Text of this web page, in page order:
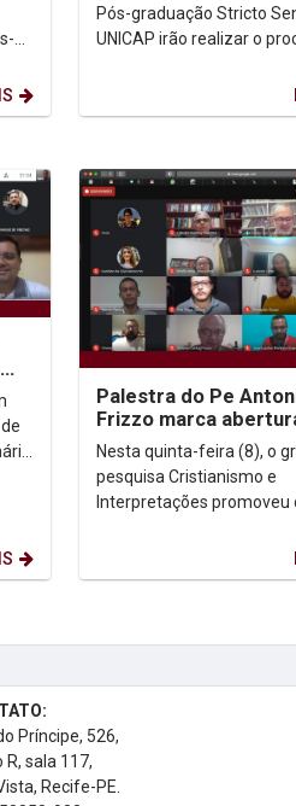
Pós-graduação Stricto
UNICAP irão realizar o
Palestra do Pe
Frizzo marca
Simpósio do Grupo
Pesquisa...
Nesta quinta-feira (8), o
pesquisa Cristianismo e
Interpretações promoveu
Estudos Bíblicos e da
Príncipe, 526,
R, sala 117,
Recife-PE.